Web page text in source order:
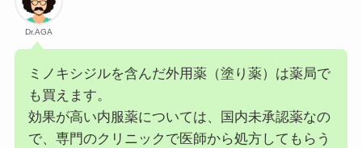
Dr.AGA
ミノキシジルを含んだ外用薬（塗り薬）は薬局で
も買えます。
効果が高い内服薬については、国内未承認薬なの
で、専門のクリニックで医師から処方してもらう